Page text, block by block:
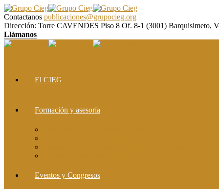
Contactanos publicaciones@grupocieg.org
Dirección: Torre CAVENDES Piso 8 Of. 8-1 (3001) Barquisimeto,
Llàmanos
El CIEG
Formación y asesoría
Eventos y Congresos